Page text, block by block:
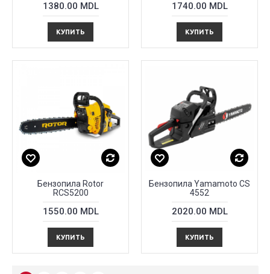
1380.00 MDL
КУПИТЬ
1740.00 MDL
КУПИТЬ
Бензопила Rotor
RCS5200
1550.00 MDL
КУПИТЬ
Бензопила Yamamoto CS
4552
2020.00 MDL
КУПИТЬ